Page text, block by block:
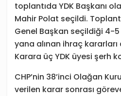
toplantıda YDK Başkanı
Mahir Polat seçildi.
Genel Başkan seçildiği 4-5
yana alınan ihraç
Karara üç YDK üyesi şerh
CHP’nin 38’inci Olağan
verilen karar sonrası